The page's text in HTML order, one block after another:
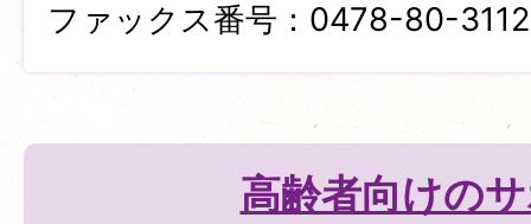
ファックス番号：0478-80-3112
高齢者向けの